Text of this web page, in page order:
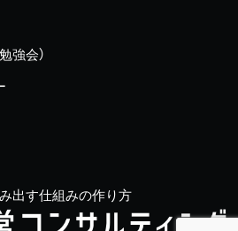
強会）
出す仕組みの作り方